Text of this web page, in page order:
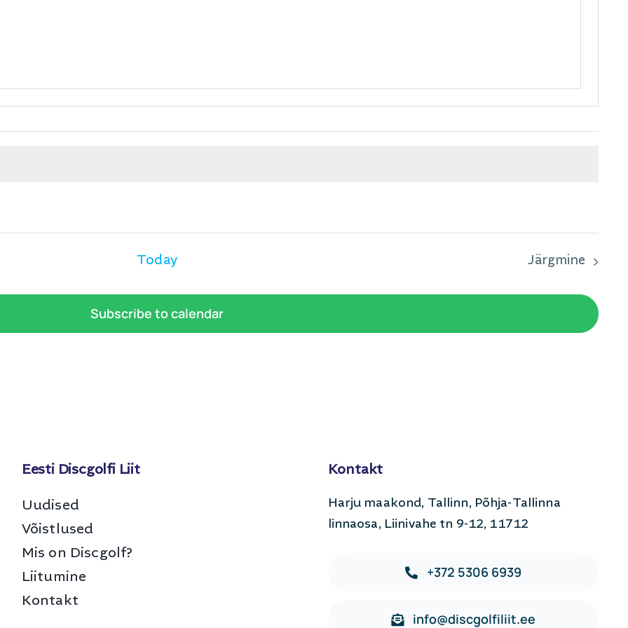
Today
Järgmine
Subscribe to calendar
Eesti Discgolfi Liit
Uudised
Võistlused
Mis on Discgolf?
Liitumine
Kontakt
Kontakt
Harju maakond, Tallinn, Põhja-Tallinna
linnaosa, Liinivahe tn 9-12, 11712
+372 5306 6939
info@discgolfiliit.ee